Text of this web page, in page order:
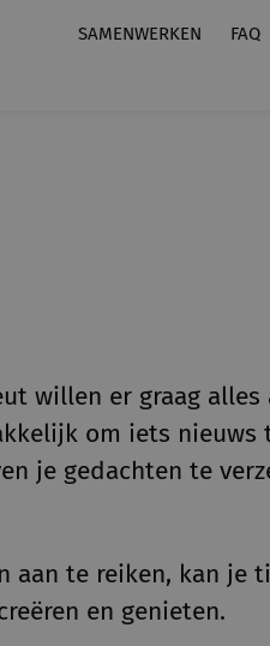
SAMENWERKEN FAQ
willen er graag
om iets
je gedachten te
aan te reiken, kan je
en genieten.